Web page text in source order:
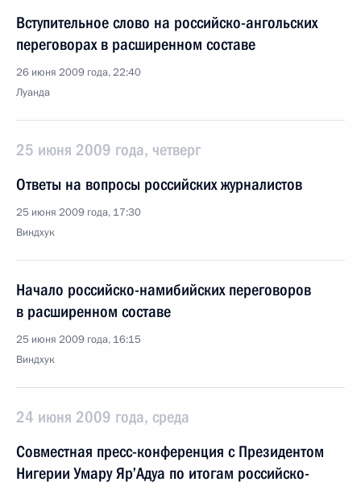
Вступительное слово на российско-ангольских
переговорах в расширенном составе
26 июня 2009 года, 22:40
Луанда
25 июня 2009 года, четверг
Ответы на вопросы российских журналистов
25 июня 2009 года, 17:30
Виндхук
Начало российско-намибийских переговоров
в расширенном составе
25 июня 2009 года, 16:15
Виндхук
24 июня 2009 года, среда
Совместная пресс-конференция с Президентом
Нигерии Умару Яр’Адуа по итогам российско-